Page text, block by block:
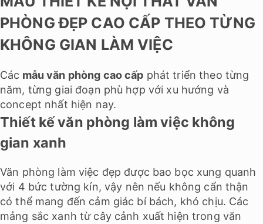
PHÒNG ĐẸP CAO CẤP THEO TỪNG
KHÔNG GIAN LÀM VIỆC
Các mẫu văn phòng cao cấp phát triển theo từng
năm, từng giai đoạn phù hợp với xu hướng và
concept nhất hiện nay.
Thiết kế văn phòng làm việc không
gian xanh
Văn phòng làm việc đẹp được bao bọc xung quanh
với 4 bức tường kín, vậy nên nếu không cẩn thận
có thể mang đến cảm giác bí bách, khó chịu. Các
mảng sắc xanh từ cây cảnh xuất hiện trong văn